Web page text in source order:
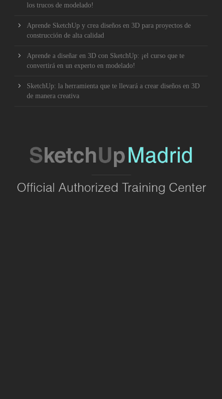
los trucos de modelado!
Aprende SketchUp y crea diseños en 3D para proyectos de
construcción de alta calidad
Aprende a diseñar en 3D con SketchUp: ¡el curso que te
convertirá en un experto en modelado!
SketchUp: la herramienta que te llevará a crear diseños en 3D
de manera creativa